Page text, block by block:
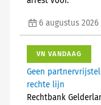
6 augustus 2026
VN VANDAAG
Geen
rechte lijn
Rechtbank